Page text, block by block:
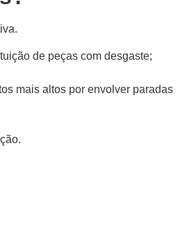
de peças com desgaste;
mais altos por envolver paradas